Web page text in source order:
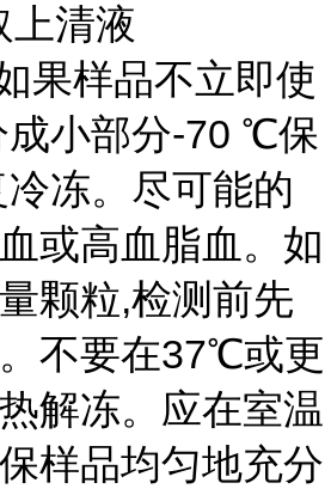
上清液
果样品不立即使
成小部分-70 ℃保
冻。尽可能的
或高血脂血。如
颗粒,检测前先
不要在37℃或更
解冻。应在室温
样品均匀地充分